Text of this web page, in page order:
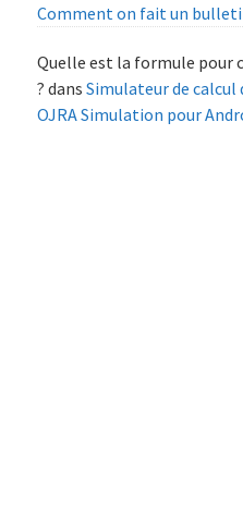
Comment on fait un
Quelle est la formule pour
? dansSimulateur de calcul
OJRA Simulation pour